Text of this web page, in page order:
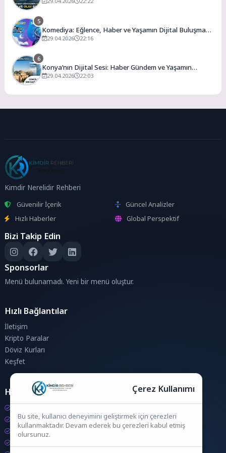
5
Komediya: Eğlence, Haber ve Yaşamın Dijital Buluşma
Noktası
29.04.2026 22:16
6
Konya’nın Dijital Sesi: Haber Gündem ve Yaşamın
Merkezi
29.04.2026 22:03
Kimdir Nerelidir Rehberi
Güvenilir İçerik
Güncel Analizler
Hızlı Haberler
Global Perspektif
Bizi Takip Edin
Sponsorlar
Menü bulunamadı. Yeni bir menü oluştur.
Hızlı Bağlantılar
İletişim
Kripto Paralar
Döviz Kurları
Keşfet
Hesaplamalar
Döviz Hesaplama
KDV Hesaplama
Çerez Kullanımı
Bu site, kullanıcı deneyimini geliştirmek için çerezleri
kullanmaktadır. Devam ederek bu çerezleri kabul etmiş
olursunuz.